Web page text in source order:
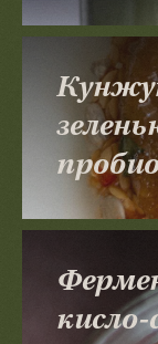
кисло-